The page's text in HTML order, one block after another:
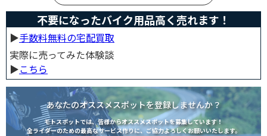
不要になったバイク用品高く売れます！
▶︎手数料無料の宅配買取
実際に売ってみた体験談
▶︎こちら
あなたのオススメスポットを登録しませんか？
モトスポットでは、皆様からオススメスポットを募集しています！
全ライダーのための最高なサービス作りに、ご協力よろしくお願いいたします。